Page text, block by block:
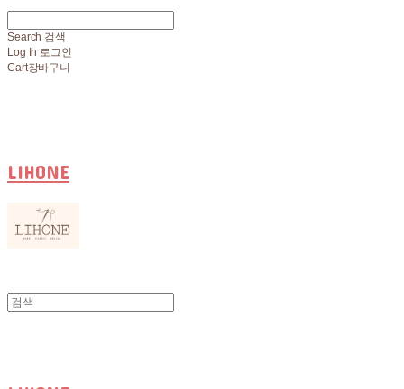
Search 검색
Log In 로그인
Cart장바구니
LIHONE